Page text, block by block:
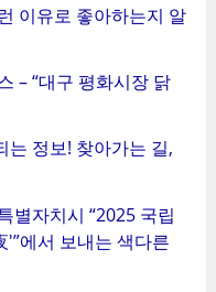
이유로 좋아하는지 알
– “대구 평화시장 닭
는 정보! 찾아가는 길,
별자치시 “2025 국립
'”에서 보내는 색다른